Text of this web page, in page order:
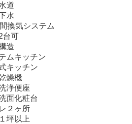
道
水
換気システム
台可
造
ムキッチン
キッチン
燥機
浄便座
面化粧台
２ヶ所
坪以上